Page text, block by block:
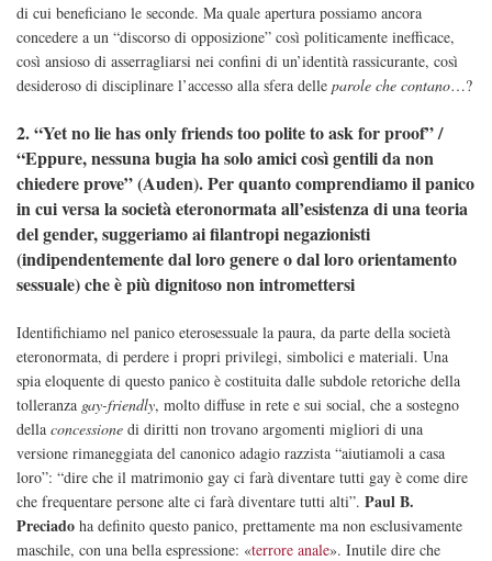
di cui beneficiano le seconde. Ma quale apertura possiamo ancora
concedere a un “discorso di opposizione” così politicamente inefficace,
così ansioso di asserragliarsi nei confini di un’identità rassicurante, così
desideroso di disciplinare l’accesso alla sfera delle parole che contano…?
2. “Yet no lie has only friends too polite to ask for proof” /
“Eppure, nessuna bugia ha solo amici così gentili da non
chiedere prove” (Auden). Per quanto comprendiamo il panico
in cui versa la società eteronormata all’esistenza di una teoria
del gender, suggeriamo ai filantropi negazionisti
(indipendentemente dal loro genere o dal loro orientamento
sessuale) che è più dignitoso non intromettersi
Identifichiamo nel panico eterosessuale la paura, da parte della società
eteronormata, di perdere i propri privilegi, simbolici e materiali. Una
spia eloquente di questo panico è costituita dalle subdole retoriche della
tolleranza gay-friendly, molto diffuse in rete e sui social, che a sostegno
della concessione di diritti non trovano argomenti migliori di una
versione rimaneggiata del canonico adagio razzista “aiutiamoli a casa
loro”: “dire che il matrimonio gay ci farà diventare tutti gay è come dire
che frequentare persone alte ci farà diventare tutti alti”. Paul B.
Preciado ha definito questo panico, prettamente ma non esclusivamente
maschile, con una bella espressione: «terrore anale». Inutile dire che